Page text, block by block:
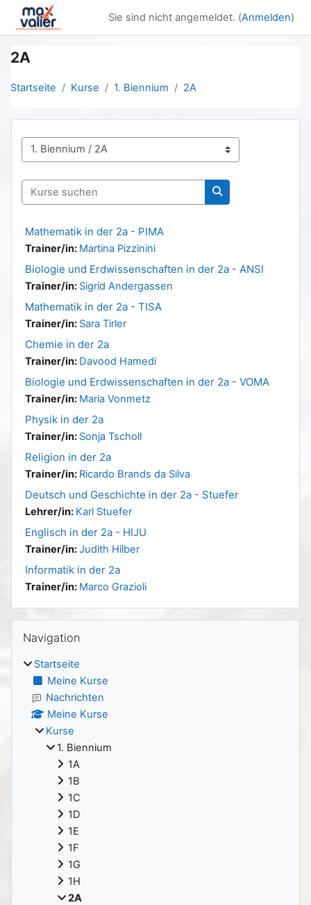
Zum Hauptinhalt
Sie sind nicht angemeldet. (Anmelden)
2A
Startseite Kurse 1. Biennium 2A
Kursbereiche
Kurse suchen
Kurse suchen
Mathematik in der 2a - PIMA
Trainer/in: Martina Pizzinini
Biologie und Erdwissenschaften in der 2a - ANSI
Trainer/in: Sigrid Andergassen
Mathematik in der 2a - TISA
Trainer/in: Sara Tirler
Chemie in der 2a
Trainer/in: Davood Hamedi
Biologie und Erdwissenschaften in der 2a - VOMA
Trainer/in: Maria Vonmetz
Physik in der 2a
Trainer/in: Sonja Tscholl
Religion in der 2a
Trainer/in: Ricardo Brands da Silva
Deutsch und Geschichte in der 2a - Stuefer
Lehrer/in: Karl Stuefer
Englisch in der 2a - HIJU
Trainer/in:Judith Hilber
Informatik in der 2a
Trainer/in: Marco Grazioli
Blöcke
Navigation
Startseite
Meine Kurse
Nachrichten
Meine Kurse
Kurse
1. Biennium
1A
1B
1C
1D
1E
1F
1G
1H
2A